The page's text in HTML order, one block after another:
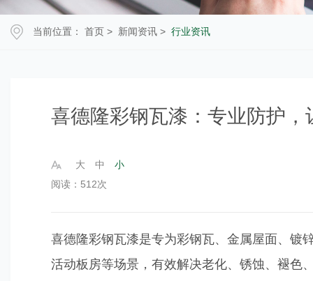
当前位置： 首页 > 新闻资讯 > 行业资讯
喜德隆彩钢瓦漆：专业防护
大 中
小
阅读：512次
喜德隆彩钢瓦漆是专为彩钢瓦、金属屋面、镀
活动板房等场景，有效解决老化、锈蚀、褪色